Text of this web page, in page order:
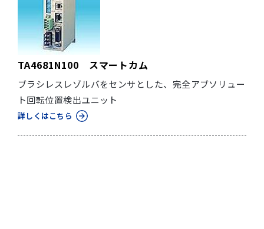
TA4681N100 スマートカム
ブラシレスレゾルバをセンサとした、完全アブソリュー
ト回転位置検出ユニット
詳しくはこちら